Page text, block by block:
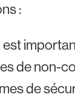
:
est
de non-
de